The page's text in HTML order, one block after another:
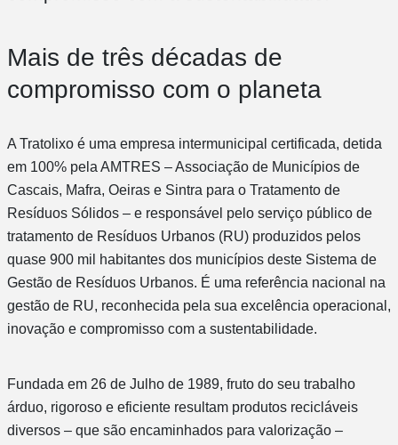
Mais de três décadas de
compromisso com o planeta
A Tratolixo é uma empresa intermunicipal certificada, detida
em 100% pela AMTRES – Associação de Municípios de
Cascais, Mafra, Oeiras e Sintra para o Tratamento de
Resíduos Sólidos – e responsável pelo serviço público de
tratamento de Resíduos Urbanos (RU) produzidos pelos
quase 900 mil habitantes dos municípios deste Sistema de
Gestão de Resíduos Urbanos. É uma referência nacional na
gestão de RU, reconhecida pela sua excelência operacional,
inovação e compromisso com a sustentabilidade.
Fundada em 26 de Julho de 1989, fruto do seu trabalho
árduo, rigoroso e eficiente resultam produtos recicláveis
diversos – que são encaminhados para valorização –